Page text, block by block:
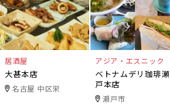
居酒屋
大甚本店
名古屋 中区栄
アジア・エスニック
ベトナムデリ珈琲瀬
戸本店
瀬戸市